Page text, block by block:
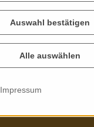
Poppitzer Platz 3
01589 Riesa
@stadtbibliothek-
Auswahl bestätigen
Alle auswählen
Impressum